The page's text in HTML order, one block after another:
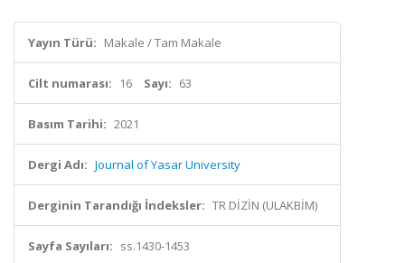
Yayın Türü: Makale / Tam Makale
Cilt numarası: 16 Sayı: 63
Basım Tarihi: 2021
Dergi Adı: Journal of Yasar University
Derginin Tarandığı İndeksler: TR DİZİN (ULAKBİM)
Sayfa Sayıları: ss.1430-1453